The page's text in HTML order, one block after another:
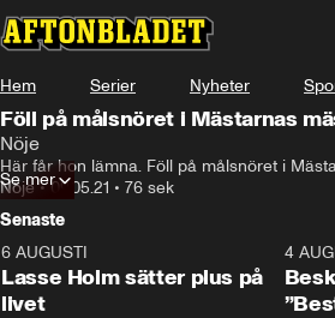
Hem Serier Nyheter
Föll på målsnöret i Mästarnas
Nöje
Här får hon lämna. Föll på målsnöret i
Nöje•09.05.21 • 76 sek
Se mer
Senaste
6 AUGUSTI
Lasse Holm sätter plus på
livet
4